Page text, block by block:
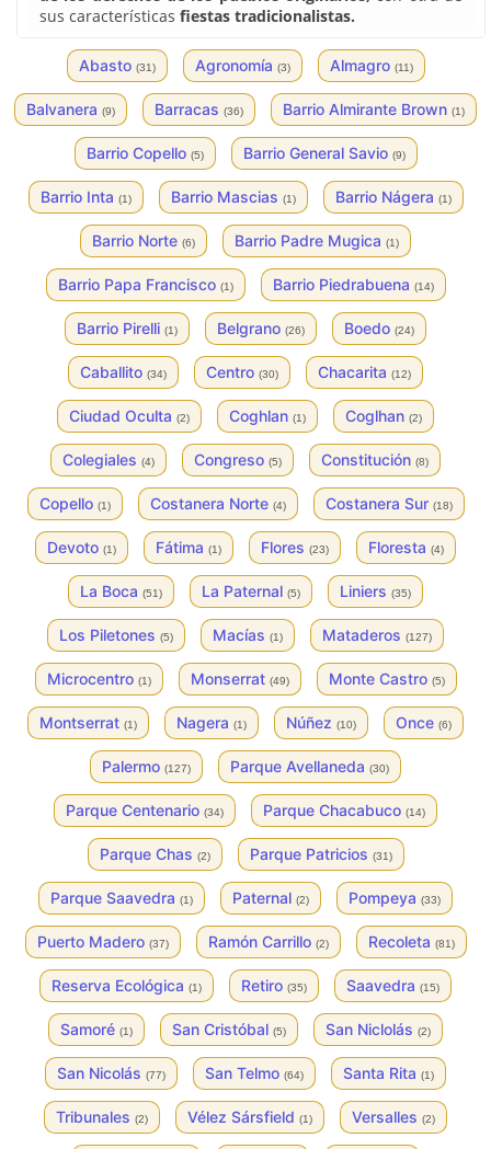
sus características fiestas tradicionalistas.
Abasto (31) Agronomía (3) Almagro (11)
Balvanera (9) Barracas (36) Barrio Almirante Brown (1)
Barrio Copello (5) Barrio General Savio (9)
Barrio Inta (1) Barrio Mascias (1) Barrio Nágera (1)
Barrio Norte (6) Barrio Padre Mugica (1)
Barrio Papa Francisco (1) Barrio Piedrabuena (14)
Barrio Pirelli (1) Belgrano (26) Boedo (24)
Caballito (34) Centro (30) Chacarita (12)
Ciudad Oculta (2) Coghlan (1) Coglhan (2)
Colegiales (4) Congreso (5) Constitución (8)
Copello (1) Costanera Norte (4) Costanera Sur (18)
Devoto (1) Fátima (1) Flores (23) Floresta (4)
La Boca (51) La Paternal (5) Liniers (35)
Los Piletones (5) Macías (1) Mataderos (127)
Microcentro (1) Monserrat (49) Monte Castro (5)
Montserrat (1) Nagera (1) Núñez (10) Once (6)
Palermo (127) Parque Avellaneda (30)
Parque Centenario (34) Parque Chacabuco (14)
Parque Chas (2) Parque Patricios (31)
Parque Saavedra (1) Paternal (2) Pompeya (33)
Puerto Madero (37) Ramón Carrillo (2) Recoleta (81)
Reserva Ecológica (1) Retiro (35) Saavedra (15)
Samoré (1) San Cristóbal (5) San Niclolás (2)
San Nicolás (77) San Telmo (64) Santa Rita (1)
Tribunales (2) Vélez Sársfield (1) Versalles (2)